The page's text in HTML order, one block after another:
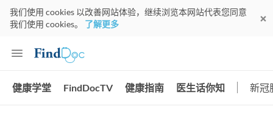
我们使用 cookies 以改善网站体验，继续浏览本网站代表您同意
我们使用 cookies。 了解更多
健康学堂 FindDocTV 健康指南 医生话你知 新冠